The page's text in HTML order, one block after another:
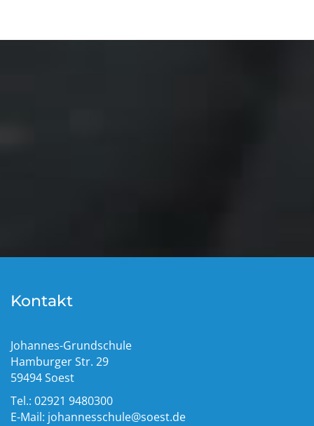
Kontakt
Johannes-Grundschule
Hamburger Str. 29
59494 Soest
Tel.: 02921 9480300
E-Mail: johannesschule@soest.de